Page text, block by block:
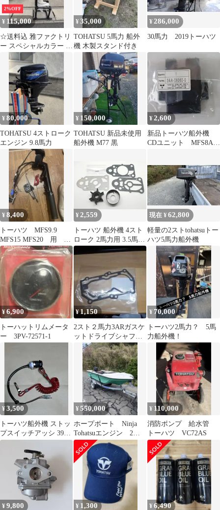
2%OFF
¥ 115,000
☆送料込 雅ファクトリ
ー スペシャルカラー ト
ーハツ 4馬力 船外機
WPC☆
¥35,000
TOHATSU 5馬力 船外
機 木製スタンド付き
¥ 286,000
30馬力 2019トーハツ
¥80,000
TOHATSU 4ストローク
エンジン 9.8馬力
¥ 150,000
TOHATSU 新品未使用
船外機 M77 黒
¥2,600
新品トーハツ船外機
CDユニット MFS8A3
¥8,400
トーハツ MFS9.9
MFS15 MFS20 用 テ
ィラハンドル・
¥ 2,559
トーハツ 船外機 4スト
ローク 2馬力用 3.5馬力
用 ウォーターポンプリ
現在 ¥62,800
軽量の2ストtohatsuトー
ハツ5馬力船外機
¥6,900
トーハットリムメータ
ー 3PV-72571-1
¥1,150
2スト２馬力3ARガスケ
ットドライブシャフト1
枚N0.2026-06
¥ 70,000
トーハツ2馬力？ 5馬
力船外機！
¥3,500
トーハツ船外機 ストッ
プスイッチアッシ 398-
06830-0
¥550,000
ホープボート Ninja
Tohatsuエンジン 2馬
力ボート 軽トレーラ
ー
¥ 110,000
消防ポンプ 給水管
トーハツ VC72AS
¥9,800 ¥ 1,300 ¥6,490